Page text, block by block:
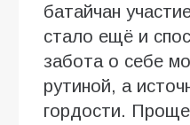
батайчан
стало ещё и
забота о себе
рутиной, а
гордости. Проще